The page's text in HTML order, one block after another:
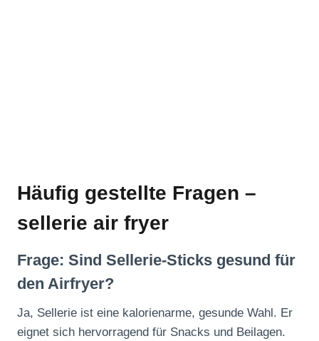
Häufig gestellte Fragen –
sellerie air fryer
Frage: Sind Sellerie-Sticks gesund für
den Airfryer?
Ja, Sellerie ist eine kalorienarme, gesunde Wahl. Er
eignet sich hervorragend für Snacks und Beilagen.